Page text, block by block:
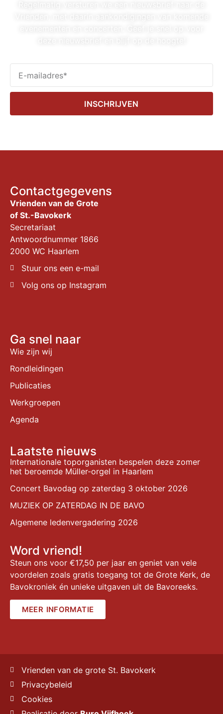
INSCHRIJVEN
Contactgegevens
Vrienden van de Grote
of St.-Bavokerk
Secretariaat
Antwoordnummer 1866
2000 WC Haarlem
Stuur ons een e-mail
Volg ons op Instagram
Ga snel naar
Wie zijn wij
Rondleidingen
Publicaties
Werkgroepen
Agenda
Laatste nieuws
Internationale toporganisten bespelen deze zomer
het beroemde Müller-orgel in Haarlem
Concert Bavodag op zaterdag 3 oktober 2026
MUZIEK OP ZATERDAG IN DE BAVO
Algemene ledenvergadering 2026
Word vriend!
Steun ons voor €17,50 per jaar en geniet van vele
voordelen zoals gratis toegang tot de Grote Kerk, de
Bavokroniek én unieke uitgaven uit de Bavoreeks.
MEER INFORMATIE
Vrienden van de grote St. Bavokerk
Privacybeleid
Cookies